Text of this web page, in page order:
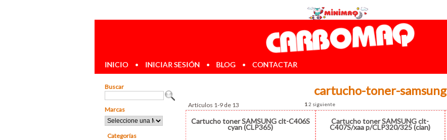
INICIO • INICIAR SESIÓN • BLOG • CONTACTAR
Buscar
Marcas
Categorías
cartucho-toner-samsung
Artículos 1-9 de 13 1 2 siguiente
Cartucho toner SAMSUNG clt-C406S
cyan (CLP365)
Cartucho toner SAMSUNG clt-
C407S/xaa p/CLP320/325 (cian)